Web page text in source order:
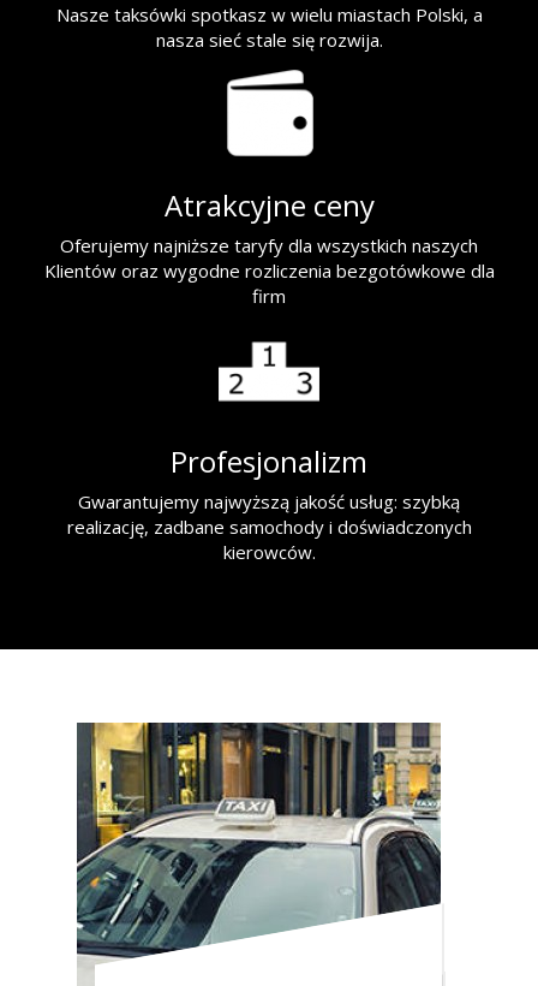
Nasze taksówki spotkasz w wielu miastach Polski, a
nasza sieć stale się rozwija.
Atrakcyjne ceny
Oferujemy najniższe taryfy dla wszystkich naszych
Klientów oraz wygodne rozliczenia bezgotówkowe dla
firm
Profesjonalizm
Gwarantujemy najwyższą jakość usług: szybką
realizację, zadbane samochody i doświadczonych
kierowców.